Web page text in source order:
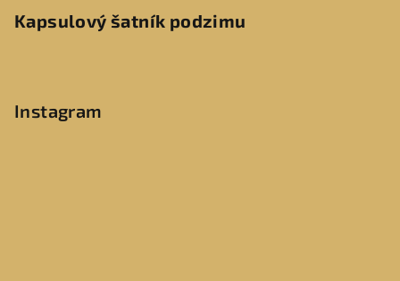
Kapsulový šatník podzimu
Instagram